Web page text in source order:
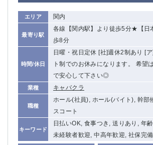
エリア 関内
最寄り駅
各線【関内駅】より徒歩5分★【日
歩8分
時間/休日
日曜・祝日定休 [社]週休2制あり [
ト制でのお休みになります。 希望
で安心して下さい◎
業種 キャバクラ
職種
ホール(社員), ホール(バイト), 幹部
スコート
キーワード
日払いOK, 食事つき, 送りあり, 年
未経験者歓迎, 中高年歓迎, 社保完備